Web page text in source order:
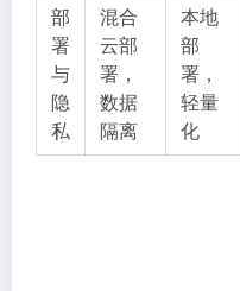
部
署
与
隐
私
混合
云部
署，
数据
隔离
本地
部
署，
轻量
化